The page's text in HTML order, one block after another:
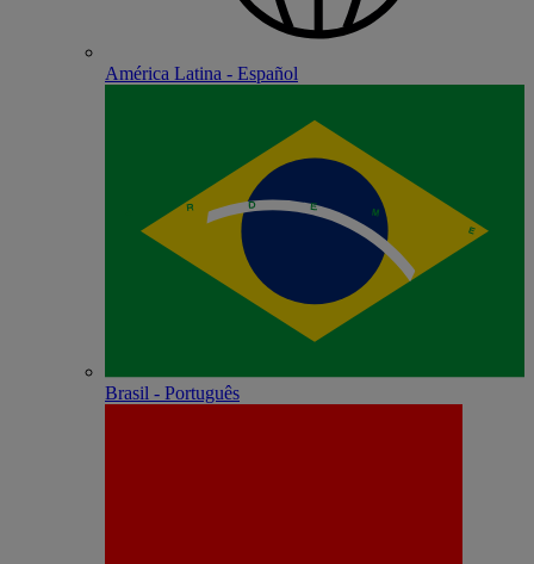
América Latina - Español
Brasil - Português